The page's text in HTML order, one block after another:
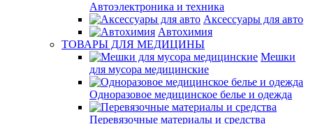
Автоэлектроника и техника
Аксессуары для авто
Автохимия
ТОВАРЫ ДЛЯ МЕДИЦИНЫ
Мешки
для мусора медицинские
Одноразовое медицинское белье и одежда
Перевязочные материалы и средства